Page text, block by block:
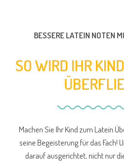
BESSERE LATEIN NOTEN
SO WIRD IHR
Machen Sie Ihr Kind zum Latein
seine Begeisterung für das Fach!
darauf ausgerichtet, nicht nur